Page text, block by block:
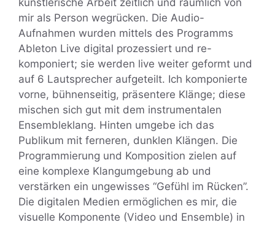
mir als Person wegrücken. Die Audio-
Aufnahmen wurden mittels des Programms
Ableton Live digital prozessiert und re-
komponiert; sie werden live weiter geformt und
auf 6 Lautsprecher aufgeteilt. Ich komponierte
vorne, bühnenseitig, präsentere Klänge; diese
mischen sich gut mit dem instrumentalen
Ensembleklang. Hinten umgebe ich das
Publikum mit ferneren, dunklen Klängen. Die
Programmierung und Komposition zielen auf
eine komplexe Klangumgebung ab und
verstärken ein ungewisses “Gefühl im Rücken”.
Die digitalen Medien ermöglichen es mir, die
visuelle Komponente (Video und Ensemble) in